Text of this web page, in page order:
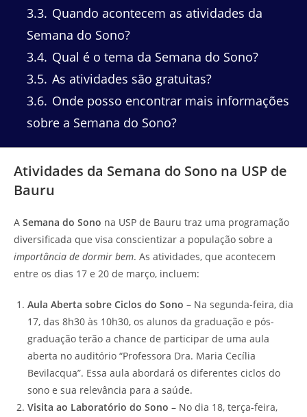
3.3 Quando acontecem as atividades da
Semana do Sono?
3.4 Qual é o tema da Semana do Sono?
3.5 As atividades são gratuitas?
3.6 Onde posso encontrar mais informações
sobre a Semana do Sono?
Atividades da Semana do Sono na USP de
Bauru
A Semana do Sono na USP de Bauru traz uma programação
diversificada que visa conscientizar a população sobre a
importância de dormir bem. As atividades, que acontecem
entre os dias 17 e 20 de março, incluem:
Aula Aberta sobre Ciclos do Sono – Na segunda-feira, dia
17, das 8h30 às 10h30, os alunos da graduação e pós-
graduação terão a chance de participar de uma aula
aberta no auditório “Professora Dra. Maria Cecília
Bevilacqua”. Essa aula abordará os diferentes ciclos do
sono e sua relevância para a saúde.
Visita ao Laboratório do Sono – No dia 18, terça-feira,